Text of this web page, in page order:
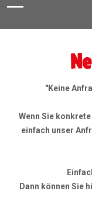
"Keine
Wenn Sie
einfach unser
Dann können Sie